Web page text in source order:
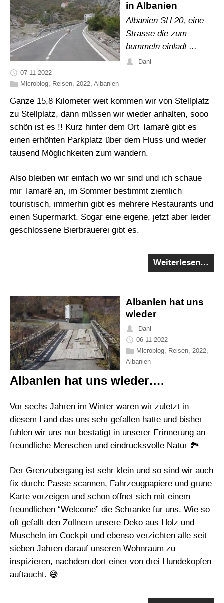
in Albanien
Albanien SH 20, eine
Strasse die zum
bummeln einlädt ...
Dani
07-11-2022
Microblog, Reisen, 2022, Albanien
Ganze 15,8 Kilometer weit kommen wir von Stellplatz
zu Stellplatz, dann müssen wir wieder anhalten, sooo
schön ist es !! Kurz hinter dem Ort Tamarë gibt es
einen erhöhten Parkplatz über dem Fluss und wieder
tausend Möglichkeiten zum wandern.
Also bleiben wir einfach wo wir sind und ich schaue
mir Tamarë an, im Sommer bestimmt ziemlich
touristisch, immerhin gibt es mehrere Restaurants und
einen Supermarkt. Sogar eine eigene, jetzt aber leider
geschlossene Bierbrauerei gibt es.
Weiterlesen…
Albanien hat uns
wieder
Dani
06-11-2022
Microblog, Reisen, 2022,
Albanien
Albanien hat uns wieder….
Vor sechs Jahren im Winter waren wir zuletzt in
diesem Land das uns sehr gefallen hatte und bisher
fühlen wir uns nur bestätigt in unserer Erinnerung an
freundliche Menschen und eindrucksvolle Natur 🏞
Der Grenzübergang ist sehr klein und so sind wir auch
fix durch: Pässe scannen, Fahrzeugpapiere und grüne
Karte vorzeigen und schon öffnet sich mit einem
freundlichen “Welcome” die Schranke für uns. Wie so
oft gefällt den Zöllnern unsere Deko aus Holz und
Muscheln im Cockpit und ebenso verzichten alle seit
sieben Jahren darauf unseren Wohnraum zu
inspizieren, nachdem dort einer von drei Hundeköpfen
auftaucht. 😅